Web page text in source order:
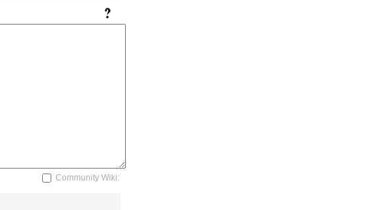
Community Wiki: